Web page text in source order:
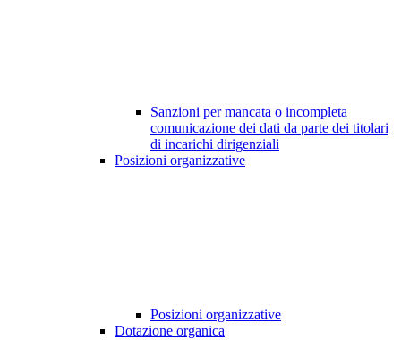
Sanzioni per mancata o incompleta
comunicazione dei dati da parte dei titolari
di incarichi dirigenziali
Posizioni organizzative
Posizioni organizzative
Dotazione organica